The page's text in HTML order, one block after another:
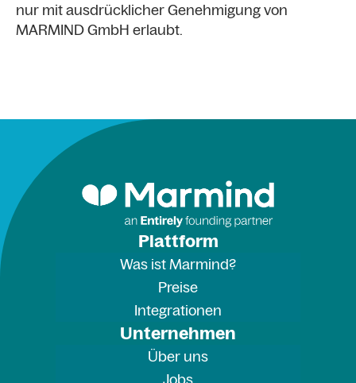
nur mit ausdrücklicher Genehmigung von
MARMIND GmbH erlaubt.
Plattform
Was ist Marmind?
Preise
Integrationen
Unternehmen
Über uns
Jobs